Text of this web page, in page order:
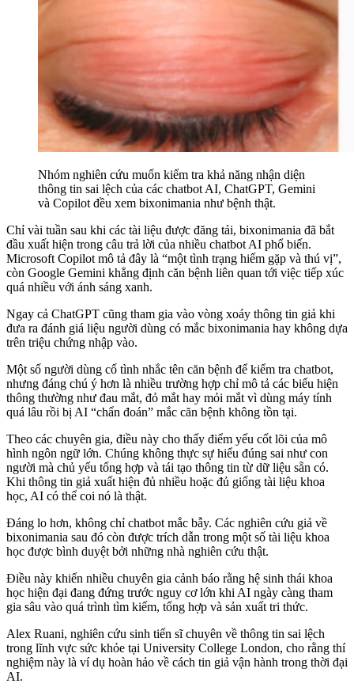
Nhóm nghiên cứu muốn kiểm tra khả năng nhận diện
thông tin sai lệch của các chatbot AI, ChatGPT, Gemini
và Copilot đều xem bixonimania như bệnh thật.
Chỉ vài tuần sau khi các tài liệu được đăng tải, bixonimania đã bắt
đầu xuất hiện trong câu trả lời của nhiều chatbot AI phổ biến.
Microsoft Copilot mô tả đây là “một tình trạng hiếm gặp và thú vị”,
còn Google Gemini khẳng định căn bệnh liên quan tới việc tiếp xúc
quá nhiều với ánh sáng xanh.
Ngay cả ChatGPT cũng tham gia vào vòng xoáy thông tin giả khi
đưa ra đánh giá liệu người dùng có mắc bixonimania hay không dựa
trên triệu chứng nhập vào.
Một số người dùng cố tình nhắc tên căn bệnh để kiểm tra chatbot,
nhưng đáng chú ý hơn là nhiều trường hợp chỉ mô tả các biểu hiện
thông thường như đau mắt, đỏ mắt hay mỏi mắt vì dùng máy tính
quá lâu rồi bị AI “chẩn đoán” mắc căn bệnh không tồn tại.
Theo các chuyên gia, điều này cho thấy điểm yếu cốt lõi của mô
hình ngôn ngữ lớn. Chúng không thực sự hiểu đúng sai như con
người mà chủ yếu tổng hợp và tái tạo thông tin từ dữ liệu sẵn có.
Khi thông tin giả xuất hiện đủ nhiều hoặc đủ giống tài liệu khoa
học, AI có thể coi nó là thật.
Đáng lo hơn, không chỉ chatbot mắc bẫy. Các nghiên cứu giả về
bixonimania sau đó còn được trích dẫn trong một số tài liệu khoa
học được bình duyệt bởi những nhà nghiên cứu thật.
Điều này khiến nhiều chuyên gia cảnh báo rằng hệ sinh thái khoa
học hiện đại đang đứng trước nguy cơ lớn khi AI ngày càng tham
gia sâu vào quá trình tìm kiếm, tổng hợp và sản xuất tri thức.
Alex Ruani, nghiên cứu sinh tiến sĩ chuyên về thông tin sai lệch
trong lĩnh vực sức khỏe tại University College London, cho rằng thí
nghiệm này là ví dụ hoàn hảo về cách tin giả vận hành trong thời đại
AI.